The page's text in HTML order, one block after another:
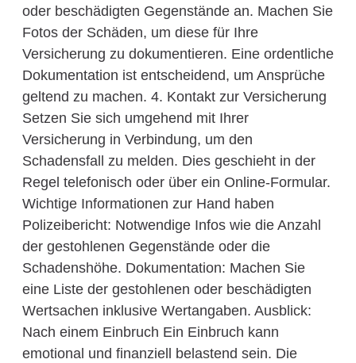
oder beschädigten Gegenstände an. Machen Sie
Fotos der Schäden, um diese für Ihre
Versicherung zu dokumentieren. Eine ordentliche
Dokumentation ist entscheidend, um Ansprüche
geltend zu machen. 4. Kontakt zur Versicherung
Setzen Sie sich umgehend mit Ihrer
Versicherung in Verbindung, um den
Schadensfall zu melden. Dies geschieht in der
Regel telefonisch oder über ein Online-Formular.
Wichtige Informationen zur Hand haben
Polizeibericht: Notwendige Infos wie die Anzahl
der gestohlenen Gegenstände oder die
Schadenshöhe. Dokumentation: Machen Sie
eine Liste der gestohlenen oder beschädigten
Wertsachen inklusive Wertangaben. Ausblick:
Nach einem Einbruch Ein Einbruch kann
emotional und finanziell belastend sein. Die